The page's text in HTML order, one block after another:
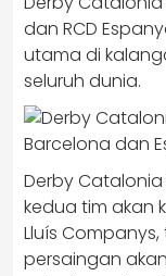
dan RCD
utama di
seluruh dunia.
Derby
kedua tim akan
Lluís
persaingan